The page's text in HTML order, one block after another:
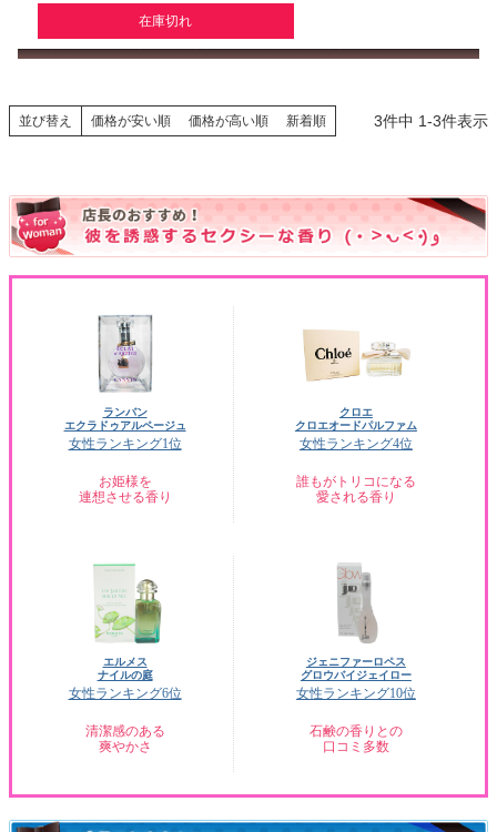
在庫切れ
並び替え 価格が安い順 価格が高い順 新着順 3件中 1-3件表示
ランバン
エクラドゥアルページュ
女性ランキング1位
お姫様を
連想させる香り
クロエ
クロエオードパルファム
女性ランキング4位
誰もがトリコになる
愛される香り
エルメス
ナイルの庭
女性ランキング6位
清潔感のある
爽やかさ
ジェニファーロペス
グロウバイジェイロー
女性ランキング10位
石鹸の香りとの
口コミ多数